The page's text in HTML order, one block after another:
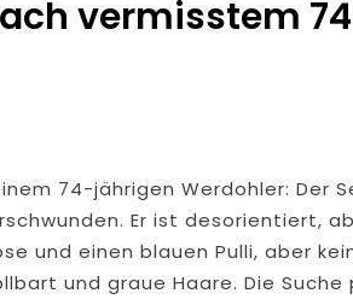
vermisstem
74-jährigen Werdohler: Der
Er ist desorientiert,
und einen blauen Pulli, aber
und graue Haare. Die Suche